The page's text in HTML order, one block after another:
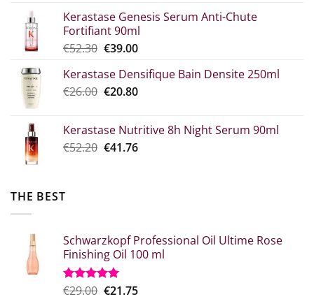
€7.00
through
€10.90
Kerastase Genesis Serum Anti-Chute
Fortifiant 90ml
€52.30 Original
was:
€52.30.
€39.00Η
τιμή
είναι:
Kerastase Densifique Bain Densite 250ml
€26.00 Original
€26.00.
€20.80The
is:
€20.80.
Kerastase Nutritive 8h Night Serum 90ml
€52.20 Original
€41.76Η
THE BEST
Schwarzkopf Professional Oil Ultime Rose
Finishing Oil 100 ml
Rated5.00
€29.00 Original
€21.75Η